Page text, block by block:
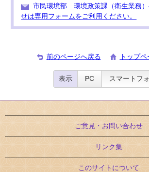
市民環境部 環境政策課（衛生業務）
せは専用フォームをご利用ください。
前のページへ戻る トップ
表示 PC スマートフ
ご意見・お問い合わせ
リンク集
このサイトについて